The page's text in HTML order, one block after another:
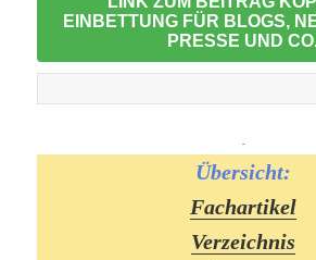
EINBETTUNG FÜR BLOGS,
PRESSE UND
-
Übersicht:
Fachartikel
Verzeichnis